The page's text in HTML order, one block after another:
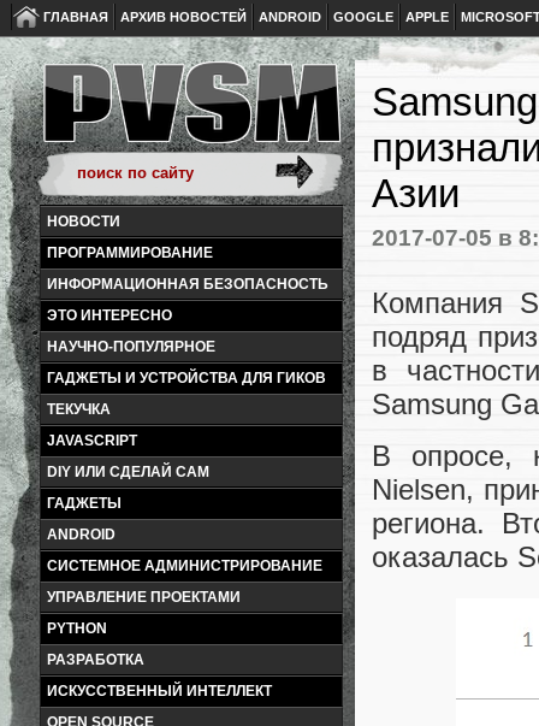
ГЛАВНАЯ АРХИВ НОВОСТЕЙ ANDROID GOOGLE APPLE
НОВОСТИ
ПРОГРАММИРОВАНИЕ
ИНФОРМАЦИОННАЯ БЕЗОПАСНОСТЬ
ЭТО ИНТЕРЕСНО
НАУЧНО-ПОПУЛЯРНОЕ
ГАДЖЕТЫ И УСТРОЙСТВА ДЛЯ ГИКОВ
ТЕКУЧКА
JAVASCRIPT
DIY ИЛИ СДЕЛАЙ САМ
ГАДЖЕТЫ
ANDROID
СИСТЕМНОЕ АДМИНИСТРИРОВАНИЕ
УПРАВЛЕНИЕ ПРОЕКТАМИ
PYTHON
РАЗРАБОТКА
ИСКУССТВЕННЫЙ ИНТЕЛЛЕКТ
OPEN SOURCE
Азии
2017-07-05 в
Компания
подряд
в
Samsung
В опросе,
Nielsen,
региона.
оказалась